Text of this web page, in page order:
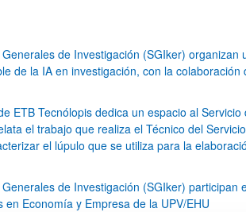
de Investigación (SGIker) organizan
de la IA en investigación, con la colaboración
ETB Tecnólopis dedica un espacio al Servicio
el trabajo que realiza el Técnico del
el lúpulo que se utiliza para la
de Investigación (SGIker) participan
Economía y Empresa de la UPV/EHU